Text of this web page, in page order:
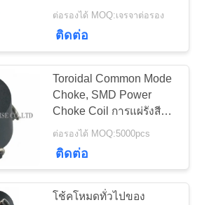
ต้านทานความถี่สูงต่ำ
ต่อรองได้ MOQ:เจรจาต่อรอง
ติดต่อ
Toroidal Common Mode
Choke, SMD Power
Choke Coil การแผ่รังสี
EMI ต่ำ
ต่อรองได้ MOQ:5000pcs
ติดต่อ
โช้คโหมดทั่วไปของ